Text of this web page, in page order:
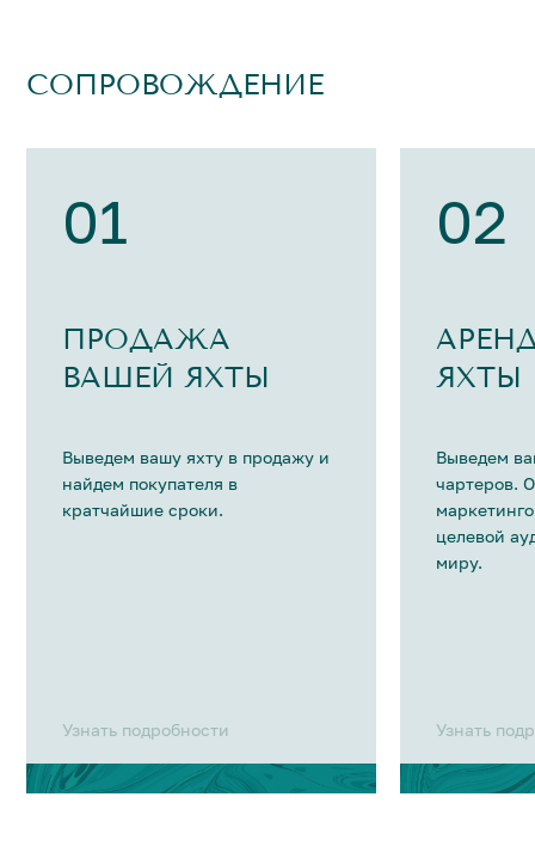
СОПРОВОЖДЕНИЕ
01
ПРОДАЖА
ВАШЕЙ ЯХТЫ
Выведем вашу яхту в продажу и
найдем покупателя в
кратчайшие сроки.
Узнать подробности
02
ЯХТЫ
Выведем
чартеров.
целевой
миру.
Узнать